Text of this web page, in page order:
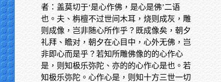
者：盖莫切于‘是心作佛，是心是佛’二语
也。夫、栴檀不过世间木耳，烧则成灰，雕
则成像，岂非随心所作乎？既成像矣，朝夕
礼拜、瞻对，朝夕在心目中，心外无佛，岂
非即心而是乎？若知所雕佛像的的心作心
是，则知极乐弥陀、亦的的心作心是也。若
知极乐弥陀。心作心是，则知十方三世一切